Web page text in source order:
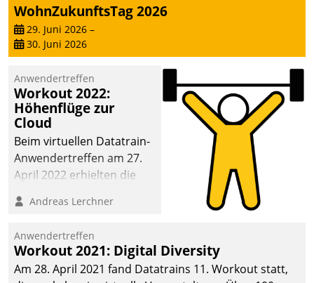
– und beschleunigt damit
den Weg vom
Mieteranliegen zum
WohnZukunftsTag 2026
29. Juni 2026 –
30. Juni 2026
Anwendertreffen
Workout 2022:
Höhenflüge zur
Cloud
Beim virtuellen Datatrain-
Anwendertreffen am 27.
April 2022 erhielten die
Teilnehmer kurzweilige
Cloud-Strategien und -
Lösungen mit hohem
Zukunftspotenzial.
Andreas Lerchner
Anwendertreffen
Workout 2021: Digital Diversity
Am 28. April 2021 fand Datatrains 11. Workout statt,